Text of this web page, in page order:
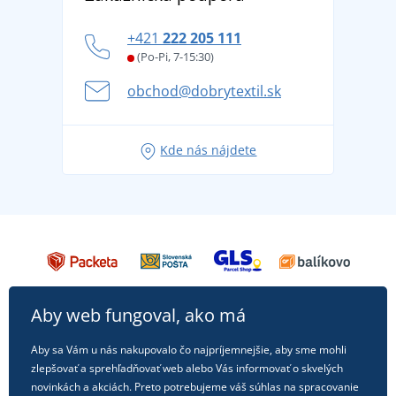
DobrýTextil pre firmy a organizácie
Letné dobrodružstvo sa začína balením alebo
pripravte sa na dovolenku bez starostí
+421 222 205 111
(Po-Pi, 7-15:30)
obchod@dobrytextil.sk
Kde nás nájdete
Aby web fungoval, ako má
Aby sa Vám u nás nakupovalo čo najpríjemnejšie, aby sme mohli
zlepšovať a sprehľadňovať web alebo Vás informovať o skvelých
novinkách a akciách. Preto potrebujeme váš súhlas na spracovanie